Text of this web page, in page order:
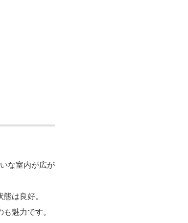
な室内が広が
は良好。
魅力です。